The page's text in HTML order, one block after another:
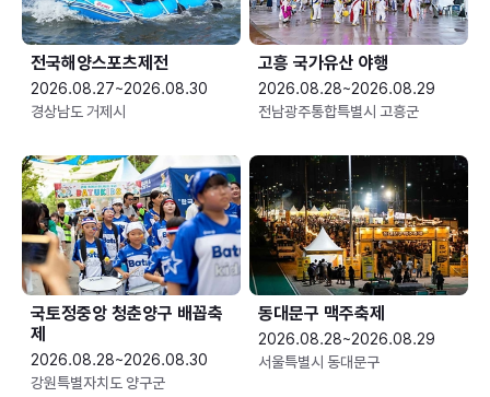
전국해양스포츠제전
2026.08.27~2026.08.30
경상남도 거제시
고흥 국가유산 야행
2026.08.28~2026.08.29
전남광주통합특별시 고흥군
국토정중앙 청춘양구 배꼽축
제
2026.08.28~2026.08.30
강원특별자치도 양구군
동대문구 맥주축제
2026.08.28~2026.08.29
서울특별시 동대문구